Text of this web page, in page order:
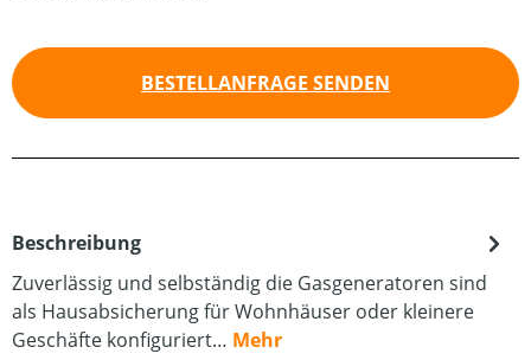
BESTELLANFRAGE SENDEN
Beschreibung
Zuverlässig und selbständig die Gasgeneratoren sind
als Hausabsicherung für Wohnhäuser oder kleinere
Geschäfte konfiguriert… Mehr